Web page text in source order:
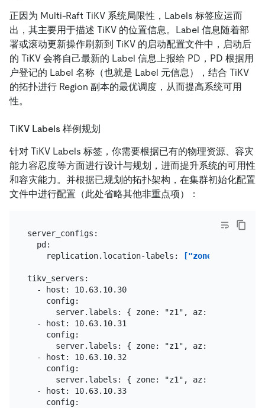
正因为 Multi-Raft TiKV 系统局限性，Labels 标签应运而
出，其主要用于描述 TiKV 的位置信息。Label 信息随着部
署或滚动更新操作刷新到 TiKV 的启动配置文件中，启动后
的 TiKV 会将自己最新的 Label 信息上报给 PD，PD 根据用
户登记的 Label 名称（也就是 Label 元信息），结合 TiKV
的拓扑进行 Region 副本的最优调度，从而提高系统可用
性。
TiKV Labels 样例规划
针对 TiKV Labels 标签，你需要根据已有的物理资源、容灾
能力容忍度等方面进行设计与规划，进而提升系统的可用性
和容灾能力。并根据已规划的拓扑架构，在集群初始化配置
文件中进行配置（此处省略其他非重点项）：
server_configs:
  pd:
    replication.location-labels:
tikv_servers:
  - host: 10.63.10.30
    config:
server.labels: { zone: "z1", az: "az1",
  - host: 10.63.10.31
    config:
server.labels: { zone: "z1", az: "az1",
  - host: 10.63.10.32
    config:
server.labels: { zone: "z1", az: "az1",
  - host: 10.63.10.33
    config: